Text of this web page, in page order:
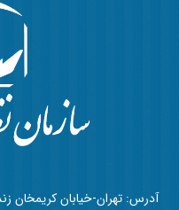
آدرس: تهران-خیابان کریمخان